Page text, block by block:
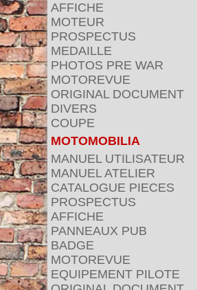
AFFICHE
MOTEUR
PROSPECTUS
MEDAILLE
PHOTOS PRE WAR
MOTOREVUE
ORIGINAL DOCUMENT
DIVERS
COUPE
MOTOMOBILIA
MANUEL UTILISATEUR
MANUEL ATELIER
CATALOGUE PIECES
PROSPECTUS
AFFICHE
PANNEAUX PUB
BADGE
MOTOREVUE
EQUIPEMENT PILOTE